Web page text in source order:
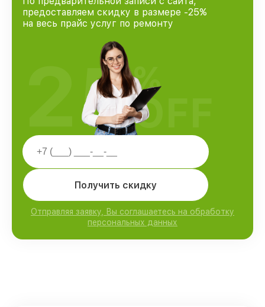
предоставляем скидку в размере -25%
на весь прайс услуг по ремонту
Получить скидку
Отправляя заявку, Вы соглашаетесь на обработку
персональных данных
25%
OFF